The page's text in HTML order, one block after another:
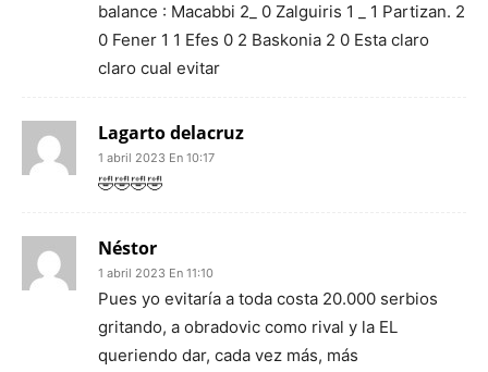
balance : Macabbi 2_ 0 Zalguiris 1 _ 1 Partizan. 2
0 Fener 1 1 Efes 0 2 Baskonia 2 0 Esta claro
claro cual evitar
Lagarto delacruz
1 abril 2023 En 10:17
🤣🤣🤣🤣
Néstor
1 abril 2023 En 11:10
Pues yo evitaría a toda costa 20.000 serbios
gritando, a obradovic como rival y la EL
queriendo dar, cada vez más, más